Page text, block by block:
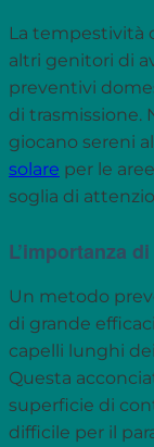
La tempestività
altri genitori di
preventivi
di trasmissione.
giocano sereni
solare per le
soglia di
L’importanza
Un metodo
di grande
capelli lunghi
Questa
superficie di
difficile per il